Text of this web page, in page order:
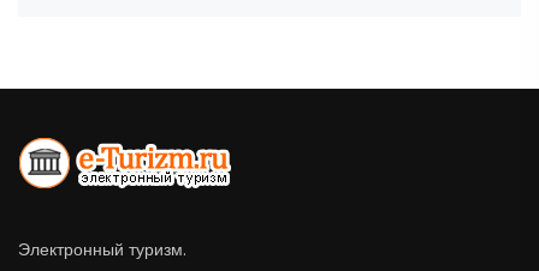
Электронный туризм.